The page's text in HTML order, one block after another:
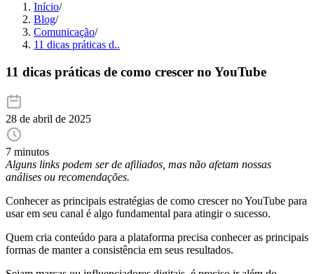
Início/
Blog/
Comunicação/
11 dicas práticas d..
11 dicas práticas de como crescer no YouTube
28 de abril de 2025
7 minutos
Alguns links podem ser de afiliados, mas não afetam nossas
análises ou recomendações.
Conhecer as principais estratégias de como crescer no YouTube para
usar em seu canal é algo fundamental para atingir o sucesso.
Quem cria conteúdo para a plataforma precisa conhecer as principais
formas de manter a consistência em seus resultados.